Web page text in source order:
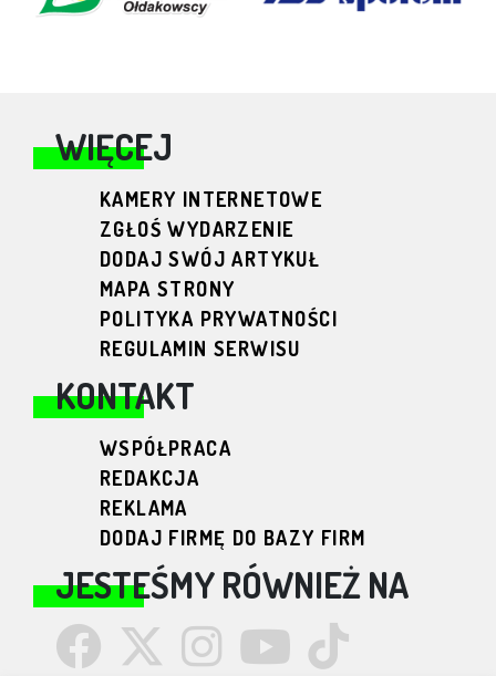
WIĘCEJ
KAMERY INTERNETOWE
ZGŁOŚ WYDARZENIE
DODAJ SWÓJ ARTYKUŁ
MAPA STRONY
POLITYKA PRYWATNOŚCI
REGULAMIN SERWISU
KONTAKT
WSPÓŁPRACA
REDAKCJA
REKLAMA
DODAJ FIRMĘ DO BAZY FIRM
JESTEŚMY RÓWNIEŻ NA